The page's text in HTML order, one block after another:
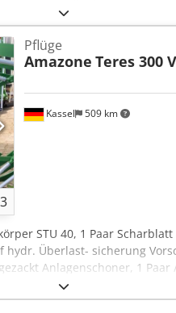
3
Kassel 509 km
Pflüge
Amazone Teres 300
STU 40, 1 Paar
hydr. Überlast- sicherung
Anlagenschoner, 1